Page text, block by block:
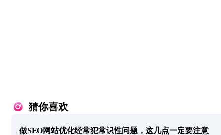
猜你喜欢
做SEO网站优化经常犯常识性问题，这几点一定要注意